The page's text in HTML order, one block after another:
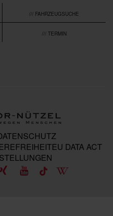
/// FAHRZEUGSUCHE
/// TERMIN
EU DATA ACT